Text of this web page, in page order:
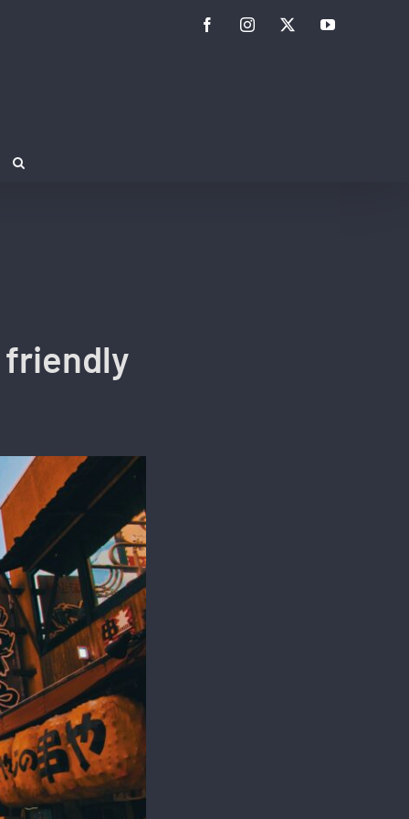
FacebookInstagramTwitterYouTube
friendly